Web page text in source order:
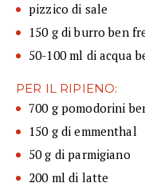
pizzico di sale
150 g di burro ben
50-100 ml di acqua
PER IL RIPIENO:
700 g pomodorini
150 g di emmenthal
50 g di parmigiano
200 ml di latte